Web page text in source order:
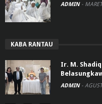
ADMIN -
KABA RANTAU
Ir. M.
ADMIN -